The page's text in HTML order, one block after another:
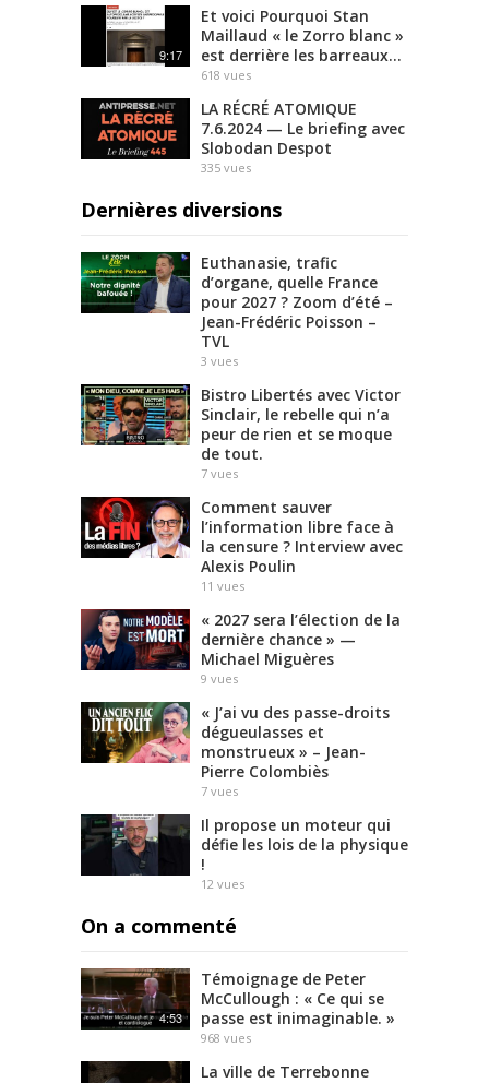
9:17
Et voici Pourquoi Stan
Maillaud « le Zorro blanc »
est derrière les barreaux…
618 vues
LA RÉCRÉ ATOMIQUE
7.6.2024 — Le briefing avec
Slobodan Despot
335 vues
Dernières diversions
Euthanasie, trafic
d’organe, quelle France
pour 2027 ? Zoom d’été –
Jean-Frédéric Poisson –
TVL
3 vues
Bistro Libertés avec Victor
Sinclair, le rebelle qui n’a
peur de rien et se moque
de tout.
7 vues
Comment sauver
l’information libre face à
la censure ? Interview avec
Alexis Poulin
11 vues
« 2027 sera l’élection de la
dernière chance » —
Michael Miguères
9 vues
« J’ai vu des passe-droits
dégueulasses et
monstrueux » – Jean-
Pierre Colombiès
7 vues
Il propose un moteur qui
défie les lois de la physique
!
12 vues
On a commenté
4:53
Témoignage de Peter
McCullough : « Ce qui se
passe est inimaginable. »
968 vues
La ville de Terrebonne